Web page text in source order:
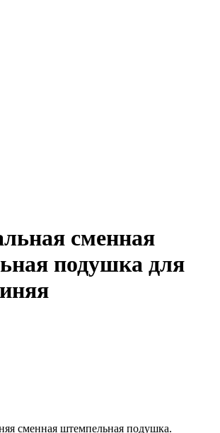
сменная
подушка для
сменная штемпельная подушка.